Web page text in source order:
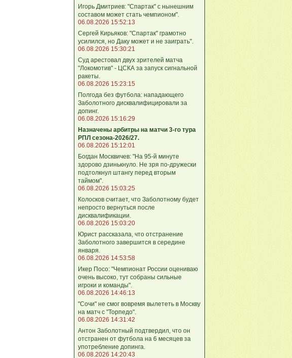
Игорь Дмитриев: "Спартак" с нынешним
составом может стать чемпионом".
06.08.2026 15:52:13
Сергей Кирьяков: "Спартак" грамотно
усилился, но Даку может и не заиграть".
06.08.2026 15:30:21
Суд арестовал двух зрителей матча
"Локомотив" - ЦСКА за запуск сигнальной
ракеты.
06.08.2026 15:23:15
Полгода без футбола: нападающего
Заболотного дисквалифицировали за
допинг.
06.08.2026 15:16:29
Назначены арбитры на матчи 3-го тура
РПЛ сезона-2026/27.
06.08.2026 15:12:01
Богдан Москвичев: "На 95‑й минуте
здорово дзинькнуло. Не зря по‑дружески
подтолкнул штангу перед вторым
таймом".
06.08.2026 15:03:25
Колосков считает, что Заболотному будет
непросто вернуться после
дисквалификации.
06.08.2026 15:03:20
Юрист рассказала, что отстранение
Заболотного завершится в середине
января.
06.08.2026 14:53:58
Икер Посо: "Чемпионат России оцениваю
очень высоко, тут собраны сильные
игроки и команды".
06.08.2026 14:46:13
"Сочи" не смог вовремя вылететь в Москву
на матч с "Торпедо".
06.08.2026 14:31:42
Антон Заболотный подтвердил, что он
отстранен от футбола на 6 месяцев за
употребление допинга.
06.08.2026 14:20:43